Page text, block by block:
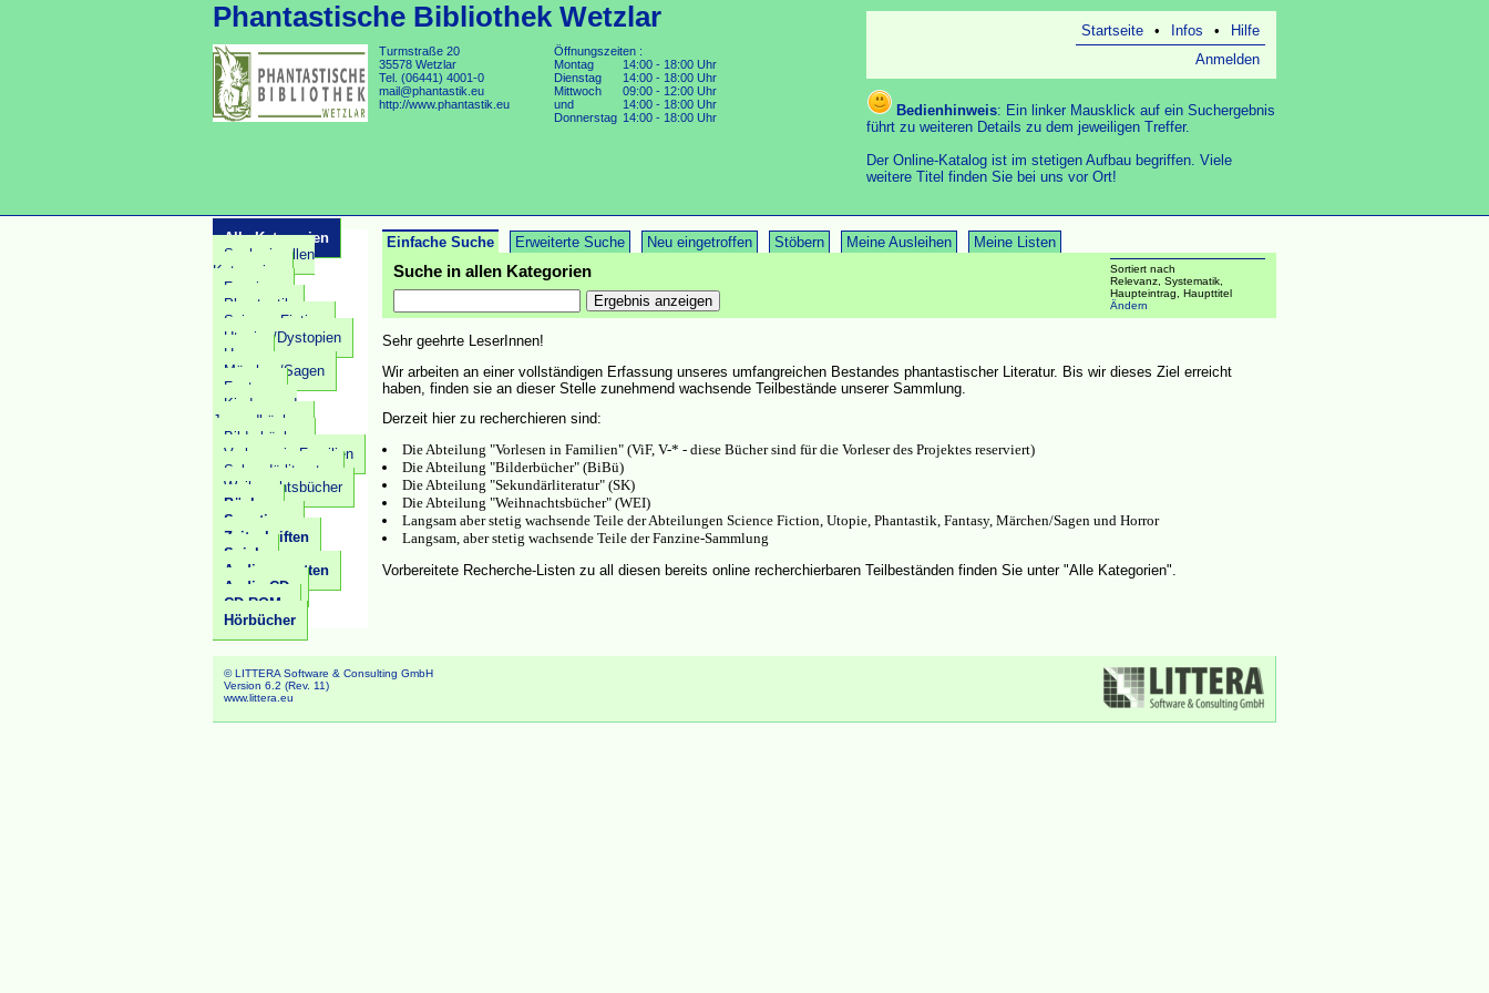
Hilfe
•
Infos
•
Startseite
Anmelden
Bedienhinweis: Ein linker Mausklick auf ein Suchergebnis
führt zu weiteren Details zu dem jeweiligen Treffer.
Der Online-Katalog ist im stetigen Aufbau begriffen. Viele
weitere Titel finden Sie bei uns vor Ort!
Phantastische Bibliothek Wetzlar
Turmstraße 20
35578 Wetzlar
Tel. (06441) 4001-0
mail@phantastik.eu
http://www.phantastik.eu
Öffnungszeiten :
Montag
14:00 - 18:00 Uhr
Dienstag
14:00 - 18:00 Uhr
Mittwoch
09:00 - 12:00 Uhr
und
14:00 - 18:00 Uhr
Donnerstag 14:00 - 18:00 Uhr
Einfache Suche Erweiterte Suche Neu eingetroffen Stöbern Meine Ausleihen Meine Listen
Suche in allen Kategorien
Sortiert nach
Relevanz, Systematik,
Haupteintrag, Haupttitel
Ändern
Sehr geehrte LeserInnen!
Wir arbeiten an einer vollständigen Erfassung unseres umfangreichen Bestandes phantastischer Literatur. Bis wir dieses Ziel erreicht
haben, finden sie an dieser Stelle zunehmend wachsende Teilbestände unserer Sammlung.
Derzeit hier zu recherchieren sind:
Die Abteilung "Vorlesen in Familien" (ViF, V-* - diese Bücher sind für die Vorleser des Projektes reserviert)
Die Abteilung "Bilderbücher" (BiBü)
Die Abteilung "Sekundärliteratur" (SK)
Die Abteilung "Weihnachtsbücher" (WEI)
Langsam aber stetig wachsende Teile der Abteilungen Science Fiction, Utopie, Phantastik, Fantasy, Märchen/Sagen und Horror
Langsam, aber stetig wachsende Teile der Fanzine-Sammlung
Vorbereitete Recherche-Listen zu all diesen bereits online recherchierbaren Teilbeständen finden Sie unter "Alle Kategorien".
Alle Kategorien
Suche in allen
Kategorien
Fanzines
Phantastik
Science Fiction
Utopien/Dystopien
Horror
Märchen/Sagen
Fantasy
Kinder- und
Jugendbücher
Bilderbücher
Vorlesen in Familien
Sekundärliteratur
Weihnachtsbücher
Bücher
Sonstiges
Zeitschriften
Spiele
Audiocassetten
Audio CDs
CD ROMs
Hörbücher
© LITTERA Software & Consulting GmbH
Version 6.2 (Rev. 11)
www.littera.eu